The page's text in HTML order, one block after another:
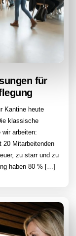
für
Kantine heute
klassische
arbeiten:
20 Mitarbeitenden
zu starr und zu
haben 80 % […]